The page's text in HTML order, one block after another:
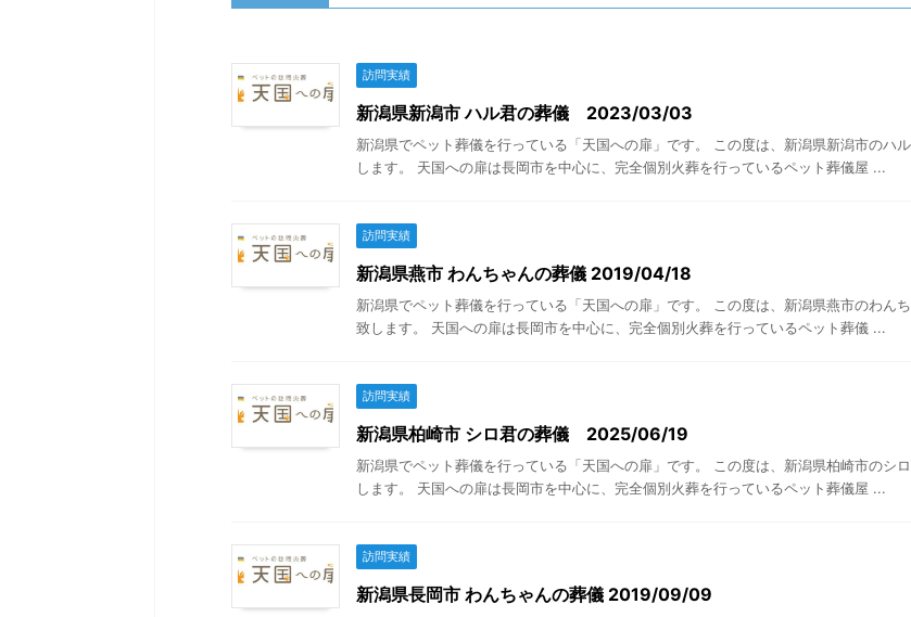
訪問実績
新潟県新潟市 ハル君の葬儀 2023/03/03
新潟県でペット葬儀を行っている「天国への扉」です。 この度は、新潟県新潟市のハ
します。 天国への扉は長岡市を中心に、完全個別火葬を行っているペット葬儀屋 ...
訪問実績
新潟県燕市 わんちゃんの葬儀 2019/04/18
新潟県でペット葬儀を行っている「天国への扉」です。 この度は、新潟県燕市のわん
致します。 天国への扉は長岡市を中心に、完全個別火葬を行っているペット葬儀 ...
訪問実績
新潟県柏崎市 シロ君の葬儀 2025/06/19
新潟県でペット葬儀を行っている「天国への扉」です。 この度は、新潟県柏崎市のシ
します。 天国への扉は長岡市を中心に、完全個別火葬を行っているペット葬儀屋 ...
訪問実績
新潟県長岡市 わんちゃんの葬儀 2019/09/09